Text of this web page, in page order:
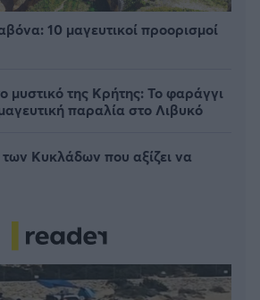
10 μαγευτικοί προορισμοί
μυστικό της Κρήτης: Το φαράγγι
παραλία στο Λιβυκό
Κυκλάδων που αξίζει να